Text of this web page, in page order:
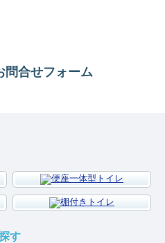
合せフォーム
す